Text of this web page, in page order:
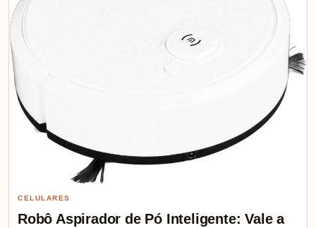
CELULARES
Robô Aspirador de Pó Inteligente: Vale a